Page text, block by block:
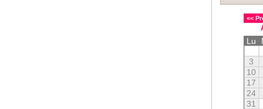
<<
Lu
3
10
17
24
31